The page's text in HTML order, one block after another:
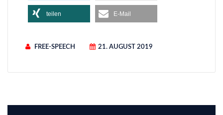
teilen E-Mail
FREE-SPEECH 21. AUGUST 2019